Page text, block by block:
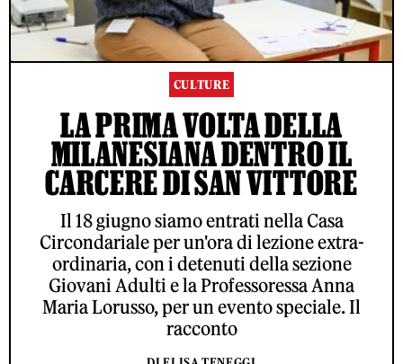
CULTURE
LA PRIMA VOLTA DELLA
MILANESIANA DENTRO IL
CARCERE DI SAN VITTORE
Il 18 giugno siamo entrati nella Casa
Circondariale per un'ora di lezione extra-
ordinaria, con i detenuti della sezione
Giovani Adulti e la Professoressa Anna
Maria Lorusso, per un evento speciale. Il
racconto